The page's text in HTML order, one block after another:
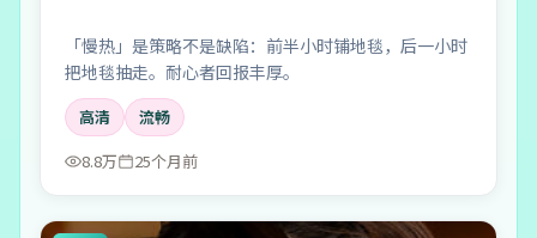
「慢热」是策略不是缺陷：前半小时铺地毯，后一小时
把地毯抽走。耐心者回报丰厚。
高清
流畅
8.8万
25个月前